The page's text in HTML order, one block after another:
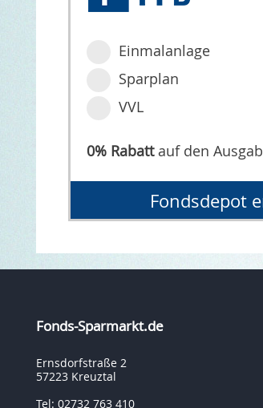
Einmalanlage
Sparplan
VVL
0% Rabattauf den
Fondsdepot
Fonds-Sparmarkt.de
Ernsdorfstraße 2
57223 Kreuztal
Tel: 02732 763 410